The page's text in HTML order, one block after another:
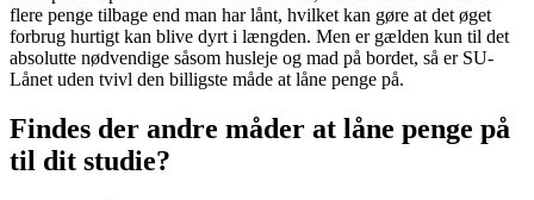
flere penge tilbage end man har lånt, hvilket kan gøre at det øget
forbrug hurtigt kan blive dyrt i længden. Men er gælden kun til det
absolutte nødvendige såsom husleje og mad på bordet, så er SU-
Lånet uden tvivl den billigste måde at låne penge på.
Findes der andre måder at låne penge på
til dit studie?